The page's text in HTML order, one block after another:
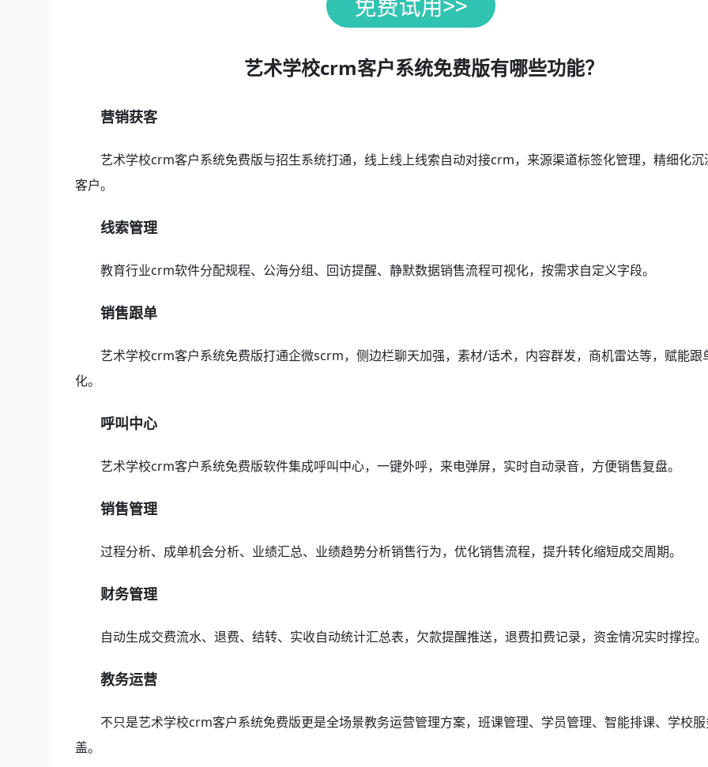
艺术学校crm客户系统免费版有哪些功能？
营销获客
艺术学校crm客户系统免费版与招生系统打通，线上线上线索自动对接crm，来源渠道标签化管理，精细化沉
客户。
线索管理
教育行业crm软件分配规程、公海分组、回访提醒、静默数据销售流程可视化，按需求自定义字段。
销售跟单
艺术学校crm客户系统免费版打通企微scrm，侧边栏聊天加强，素材/话术，内容群发，商机雷达等，赋能跟
化。
呼叫中心
艺术学校crm客户系统免费版软件集成呼叫中心，一键外呼，来电弹屏，实时自动录音，方便销售复盘。
销售管理
过程分析、成单机会分析、业绩汇总、业绩趋势分析销售行为，优化销售流程，提升转化缩短成交周期。
财务管理
自动生成交费流水、退费、结转、实收自动统计汇总表，欠款提醒推送，退费扣费记录，资金情况实时撑控。
教务运营
不只是艺术学校crm客户系统免费版更是全场景教务运营管理方案，班课管理、学员管理、智能排课、学校
盖。